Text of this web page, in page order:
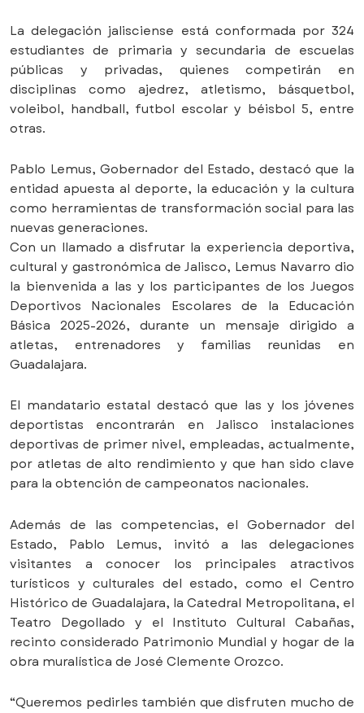
La delegación jalisciense está conformada por 324
estudiantes de primaria y secundaria de escuelas
públicas y privadas, quienes competirán en
disciplinas como ajedrez, atletismo, básquetbol,
voleibol, handball, futbol escolar y béisbol 5, entre
otras.
Pablo Lemus, Gobernador del Estado, destacó que la
entidad apuesta al deporte, la educación y la cultura
como herramientas de transformación social para las
nuevas generaciones.
Con un llamado a disfrutar la experiencia deportiva,
cultural y gastronómica de Jalisco, Lemus Navarro dio
la bienvenida a las y los participantes de los Juegos
Deportivos Nacionales Escolares de la Educación
Básica 2025-2026, durante un mensaje dirigido a
atletas, entrenadores y familias reunidas en
Guadalajara.
El mandatario estatal destacó que las y los jóvenes
deportistas encontrarán en Jalisco instalaciones
deportivas de primer nivel, empleadas, actualmente,
por atletas de alto rendimiento y que han sido clave
para la obtención de campeonatos nacionales.
Además de las competencias, el Gobernador del
Estado, Pablo Lemus, invitó a las delegaciones
visitantes a conocer los principales atractivos
turísticos y culturales del estado, como el Centro
Histórico de Guadalajara, la Catedral Metropolitana, el
Teatro Degollado y el Instituto Cultural Cabañas,
recinto considerado Patrimonio Mundial y hogar de la
obra muralística de José Clemente Orozco.
“Queremos pedirles también que disfruten mucho de